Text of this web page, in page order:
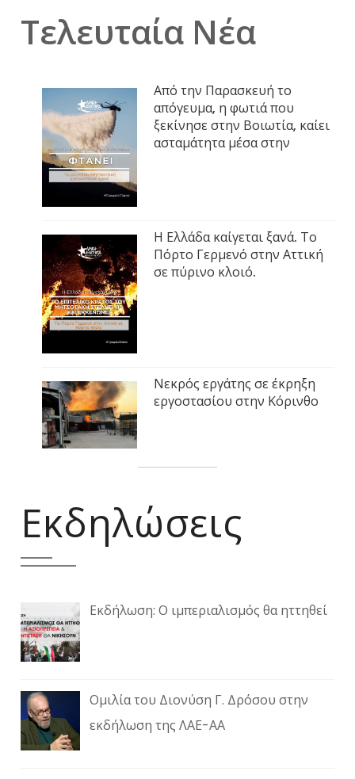
Τελευταία Νέα
Από την Παρασκευή το
απόγευμα, η φωτιά που
ξεκίνησε στην Βοιωτία, καίει
ασταμάτητα μέσα στην
Η Ελλάδα καίγεται ξανά. Το
Πόρτο Γερμενό στην Αττική
σε πύρινο κλοιό.
Νεκρός εργάτης σε έκρηξη
εργοστασίου στην Κόρινθο
Εκδηλώσεις
Εκδήλωση: Ο ιμπεριαλισμός θα ηττηθεί
Ομιλία του Διονύση Γ. Δρόσου στην
εκδήλωση της ΛΑΕ-ΑΑ